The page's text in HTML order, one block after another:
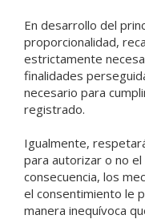
En desarrollo del
proporcionalidad,
estrictamente
finalidades
necesario para
registrado.
Igualmente,
para autorizar o no
consecuencia, los
el consentimiento le
manera inequívoca